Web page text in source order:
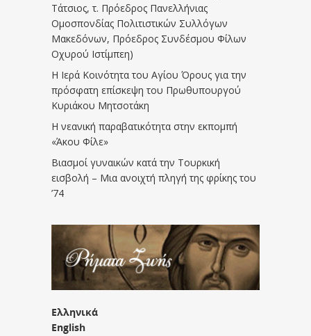
Τάτσιος, τ. Πρόεδρος Πανελλήνιας
Ομοσπονδίας Πολιτιστικών Συλλόγων
Μακεδόνων, Πρόεδρος Συνδέσμου Φίλων
Οχυρού Ιστίμπεη)
Η Ιερά Κοινότητα του Αγίου Όρους για την
πρόσφατη επίσκεψη του Πρωθυπουργού
Κυριάκου Μητσοτάκη
Η νεανική παραβατικότητα στην εκπομπή
«Άκου Φίλε»
Βιασμοί γυναικών κατά την Τουρκική
εισβολή – Μια ανοιχτή πληγή της φρίκης του
’74
Ελληνικά
English